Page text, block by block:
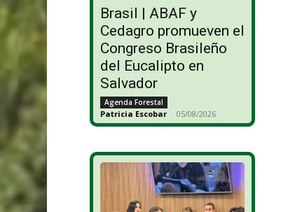
Brasil | ABAF y
Cedagro promueven el
Congreso Brasileño
del Eucalipto en
Salvador
Agenda Forestal
Patricia Escobar - 05/08/2026